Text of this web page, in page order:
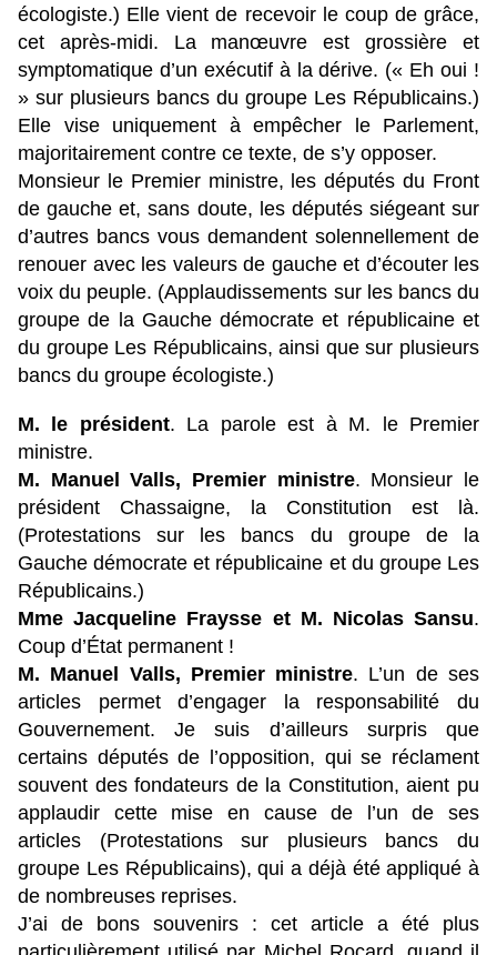
écologiste.) Elle vient de recevoir le coup de grâce,
cet après-midi. La manœuvre est grossière et
symptomatique d’un exécutif à la dérive. (« Eh oui !
» sur plusieurs bancs du groupe Les Républicains.)
Elle vise uniquement à empêcher le Parlement,
majoritairement contre ce texte, de s’y opposer.
Monsieur le Premier ministre, les députés du Front
de gauche et, sans doute, les députés siégeant sur
d’autres bancs vous demandent solennellement de
renouer avec les valeurs de gauche et d’écouter les
voix du peuple. (Applaudissements sur les bancs du
groupe de la Gauche démocrate et républicaine et
du groupe Les Républicains, ainsi que sur plusieurs
bancs du groupe écologiste.)
M. le président. La parole est à M. le Premier
ministre.
M. Manuel Valls, Premier ministre. Monsieur le
président Chassaigne, la Constitution est là.
(Protestations sur les bancs du groupe de la
Gauche démocrate et républicaine et du groupe Les
Républicains.)
Mme Jacqueline Fraysse et M. Nicolas Sansu.
Coup d’État permanent !
M. Manuel Valls, Premier ministre. L’un de ses
articles permet d’engager la responsabilité du
Gouvernement. Je suis d’ailleurs surpris que
certains députés de l’opposition, qui se réclament
souvent des fondateurs de la Constitution, aient pu
applaudir cette mise en cause de l’un de ses
articles (Protestations sur plusieurs bancs du
groupe Les Républicains), qui a déjà été appliqué à
de nombreuses reprises.
J’ai de bons souvenirs : cet article a été plus